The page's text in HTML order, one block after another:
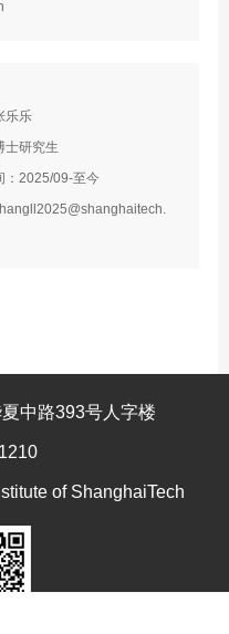
乐乐
士研究生
：2025/09-至今
中路393号人字楼
of ShanghaiTech